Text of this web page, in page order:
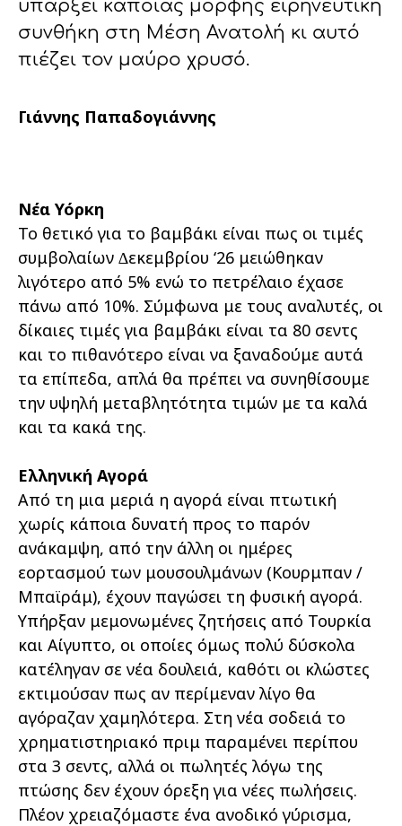
υπάρξει κάποιας μορφής ειρηνευτική
συνθήκη στη Μέση Ανατολή κι αυτό
πιέζει τον μαύρο χρυσό.
Γιάννης Παπαδογιάννης
Νέα Υόρκη
Το θετικό για το βαμβάκι είναι πως οι τιμές
συμβολαίων ∆εκεμβρίου ‘26 μειώθηκαν
λιγότερο από 5% ενώ το πετρέλαιο έχασε
πάνω από 10%. Σύμφωνα με τους αναλυτές, οι
δίκαιες τιμές για βαμβάκι είναι τα 80 σεντς
και το πιθανότερο είναι να ξαναδούμε αυτά
τα επίπεδα, απλά θα πρέπει να συνηθίσουμε
την υψηλή μεταβλητότητα τιμών με τα καλά
και τα κακά της.
Ελληνική Αγορά
Από τη μια μεριά η αγορά είναι πτωτική
χωρίς κάποια δυνατή προς το παρόν
ανάκαμψη, από την άλλη οι ημέρες
εορτασμού των μουσουλμάνων (Κουρμπαν /
Μπαϊράμ), έχουν παγώσει τη φυσική αγορά.
Υπήρξαν μεμονωμένες ζητήσεις από Τουρκία
και Αίγυπτο, οι οποίες όμως πολύ δύσκολα
κατέληγαν σε νέα δουλειά, καθότι οι κλώστες
εκτιμούσαν πως αν περίμεναν λίγο θα
αγόραζαν χαμηλότερα. Στη νέα σοδειά το
χρηματιστηριακό πριμ παραμένει περίπου
στα 3 σεντς, αλλά οι πωλητές λόγω της
πτώσης δεν έχουν όρεξη για νέες πωλήσεις.
Πλέον χρειαζόμαστε ένα ανοδικό γύρισμα,